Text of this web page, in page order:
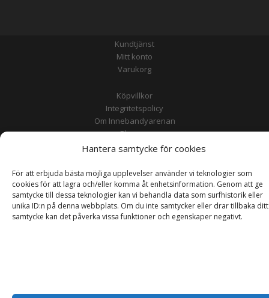
Hantera samtycke för cookies
För att erbjuda bästa möjliga upplevelser använder vi teknologier som
cookies för att lagra och/eller komma åt enhetsinformation. Genom att ge
samtycke till dessa teknologier kan vi behandla data som surfhistorik eller
unika ID:n på denna webbplats. Om du inte samtycker eller drar tillbaka ditt
samtycke kan det påverka vissa funktioner och egenskaper negativt.
Kundtjänst
Mitt konto
Varukorg
Köpvillkor
Integritetspolicy
Om Innebandyarenan
Bloggen
Copyright © 2026